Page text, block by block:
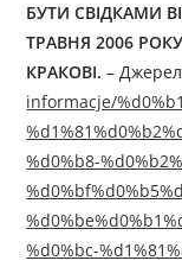
БУТИ СВІДКАМИ
ТРАВНЯ 2006
КРАКОВІ. –
informacje/
%d0%b8-
%d0%bc-